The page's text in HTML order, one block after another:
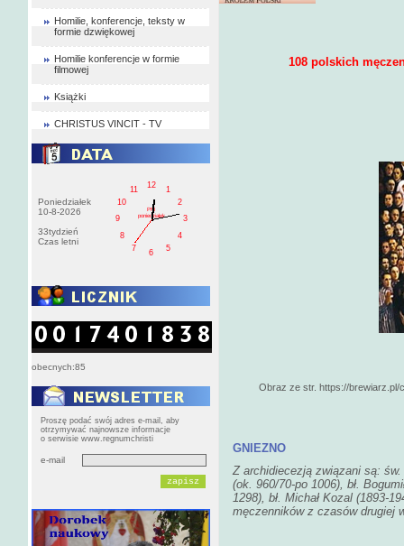
Homilie, konferencje, teksty w
formie dzwiękowej
Homilie konferencje w formie
filmowej
Książki
CHRISTUS VINCIT - TV
Poniedziałek
10-8-2026
33tydzień
Czas letni
1
2
3
4
5
6
7
8
9
10
11
12
PM
poniedziałek
obecnych:85
Proszę podać swój adres e-mail, aby
otrzymywać najnowsze informacje
o serwisie www.regnumchristi
e-mail
108 polskich
Obraz ze str. https://brewiarz.pl/
GNIEZNO
Z archidiecezją związani są:
(ok. 960/70-po 1006), bł.
1298), bł. Michał Kozal (1893-
męczenników z czasów drugiej